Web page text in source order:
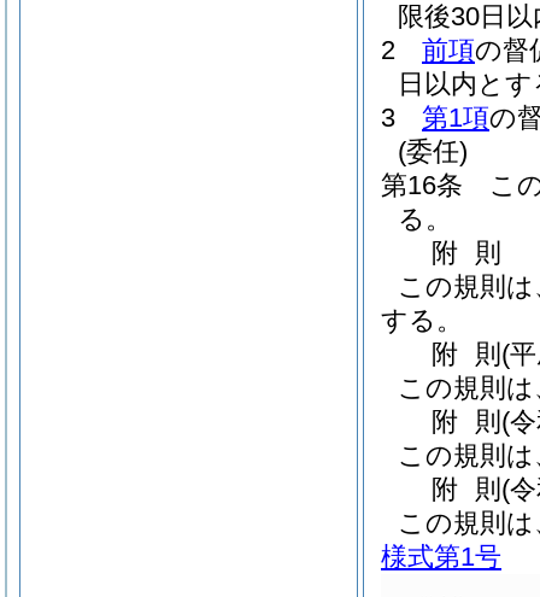
限後30日
2
前項の督
日以内と
3
第1項の
(委任)
第16条
こ
る。
附 則
この規則
する。
附 則 (
この規則
附 則 (
この規則
附 則 (
この規則
様式第1号